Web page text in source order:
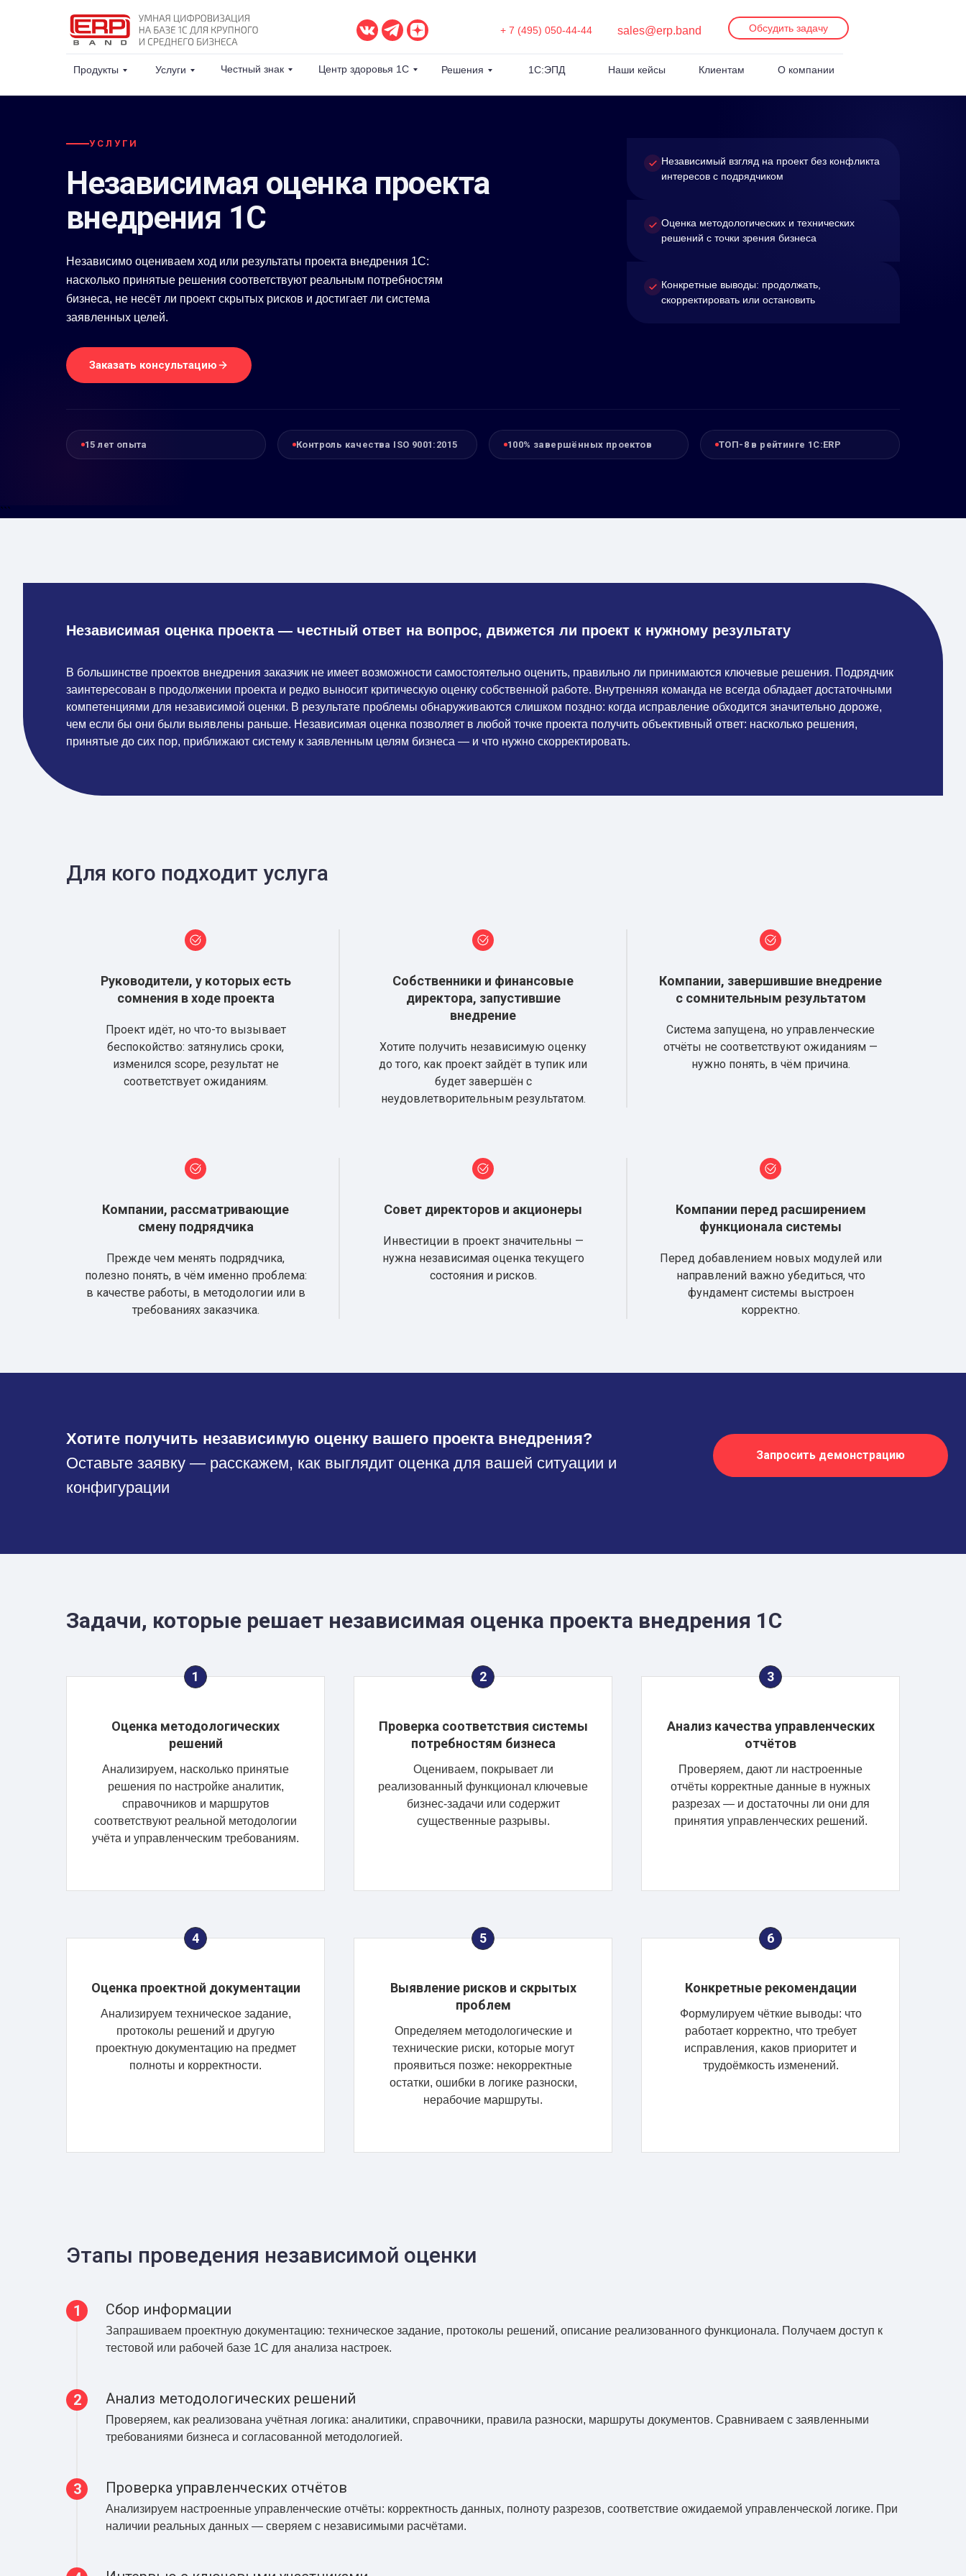
+ 7 (495) 050-44-44 sales@erp.band Обсудить задачу
Продукты Услуги Честный знак О компании
Клиентам
1С:ЭПД
Решения
Центр здоровья 1С Наши кейсы
УСЛУГИ
Независимая оценка проекта
внедрения 1С
Независимо оцениваем ход или результаты проекта внедрения 1С:
насколько принятые решения соответствуют реальным потребностям
бизнеса, не несёт ли проект скрытых рисков и достигает ли система
заявленных целей.
Заказать консультацию
Независимый взгляд на проект без конфликта
интересов с подрядчиком
Оценка методологических и технических
решений с точки зрения бизнеса
Конкретные выводы: продолжать,
скорректировать или остановить
15 лет опыта Контроль качества ISO 9001:2015 100% завершённых проектов ТОП-8 в рейтинге 1С:ERP
```
Независимая оценка проекта — честный ответ на вопрос, движется ли проект к нужному результату
В большинстве проектов внедрения заказчик не имеет возможности самостоятельно оценить, правильно ли принимаются ключевые решения. Подрядчик
заинтересован в продолжении проекта и редко выносит критическую оценку собственной работе. Внутренняя команда не всегда обладает достаточными
компетенциями для независимой оценки. В результате проблемы обнаруживаются слишком поздно: когда исправление обходится значительно дороже,
чем если бы они были выявлены раньше. Независимая оценка позволяет в любой точке проекта получить объективный ответ: насколько решения,
принятые до сих пор, приближают систему к заявленным целям бизнеса — и что нужно скорректировать.
Для кого подходит услуга
Руководители, у которых есть
сомнения в ходе проекта
Проект идёт, но что-то вызывает
беспокойство: затянулись сроки,
изменился scope, результат не
соответствует ожиданиям.
Собственники и финансовые
директора, запустившие
внедрение
Хотите получить независимую оценку
до того, как проект зайдёт в тупик или
будет завершён с
неудовлетворительным результатом.
Компании, завершившие внедрение
с сомнительным результатом
Система запущена, но управленческие
отчёты не соответствуют ожиданиям —
нужно понять, в чём причина.
Компании, рассматривающие
смену подрядчика
Прежде чем менять подрядчика,
полезно понять, в чём именно проблема:
в качестве работы, в методологии или в
требованиях заказчика.
Совет директоров и акционеры
Инвестиции в проект значительны —
нужна независимая оценка текущего
состояния и рисков.
Компании перед расширением
функционала системы
Перед добавлением новых модулей или
направлений важно убедиться, что
фундамент системы выстроен
корректно.
Хотите получить независимую оценку вашего проекта внедрения?
Оставьте заявку — расскажем, как выглядит оценка для вашей ситуации и
конфигурации
Запросить демонстрацию
Задачи, которые решает независимая оценка проекта внедрения 1С
Оценка методологических
решений
Анализируем, насколько принятые
решения по настройке аналитик,
справочников и маршрутов
соответствуют реальной методологии
учёта и управленческим требованиям.
Проверка соответствия системы
потребностям бизнеса
Оцениваем, покрывает ли
реализованный функционал ключевые
бизнес-задачи или содержит
существенные разрывы.
Анализ качества управленческих
отчётов
Проверяем, дают ли настроенные
отчёты корректные данные в нужных
разрезах — и достаточны ли они для
принятия управленческих решений.
Оценка проектной документации
Анализируем техническое задание,
протоколы решений и другую
проектную документацию на предмет
полноты и корректности.
Выявление рисков и скрытых
проблем
Определяем методологические и
технические риски, которые могут
проявиться позже: некорректные
остатки, ошибки в логике разноски,
нерабочие маршруты.
Конкретные рекомендации
Формулируем чёткие выводы: что
работает корректно, что требует
исправления, каков приоритет и
трудоёмкость изменений.
Этапы проведения независимой оценки
Сбор информации
Запрашиваем проектную документацию: техническое задание, протоколы решений, описание реализованного функционала. Получаем доступ к
тестовой или рабочей базе 1С для анализа настроек.
Анализ методологических решений
Проверяем, как реализована учётная логика: аналитики, справочники, правила разноски, маршруты документов. Сравниваем с заявленными
требованиями бизнеса и согласованной методологией.
Проверка управленческих отчётов
Анализируем настроенные управленческие отчёты: корректность данных, полноту разрезов, соответствие ожидаемой управленческой логике. При
наличии реальных данных — сверяем с независимыми расчётами.